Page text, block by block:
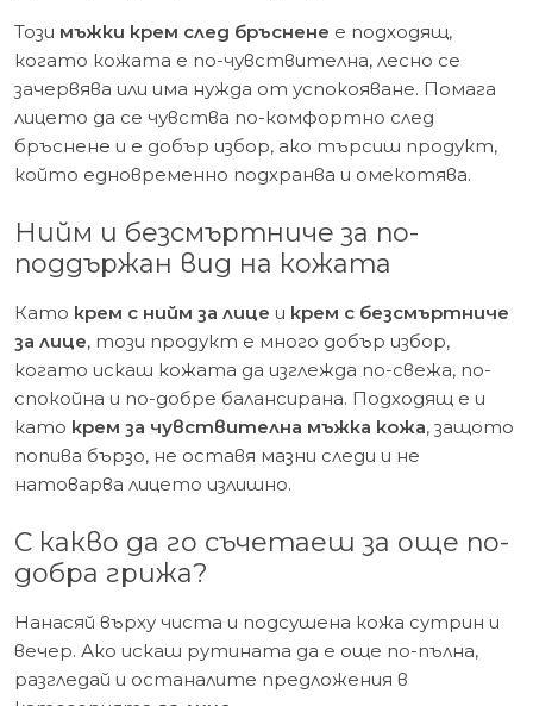
Този мъжки крем след бръснене е подходящ,
когато кожата е по-чувствителна, лесно се
зачервява или има нужда от успокояване. Помага
лицето да се чувства по-комфортно след
бръснене и е добър избор, ако търсиш продукт,
който едновременно подхранва и омекотява.
Нийм и безсмъртниче за по-
поддържан вид на кожата
Като крем с нийм за лице и крем с безсмъртниче
за лице, този продукт е много добър избор,
когато искаш кожата да изглежда по-свежа, по-
спокойна и по-добре балансирана. Подходящ е и
като крем за чувствителна мъжка кожа, защото
попива бързо, не оставя мазни следи и не
натоварва лицето излишно.
С какво да го съчетаеш за още по-
добра грижа?
Нанасяй върху чиста и подсушена кожа сутрин и
вечер. Ако искаш рутината да е още по-пълна,
разгледай и останалите предложения в